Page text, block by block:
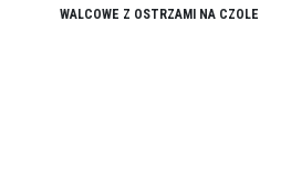
WALCOWE Z OSTRZAMI NA CZOLE